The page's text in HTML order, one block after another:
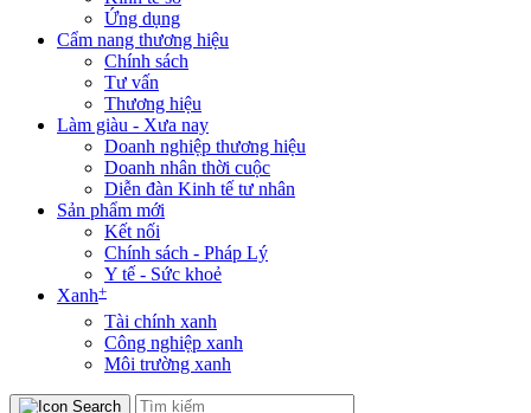
Ứng dụng
Cẩm nang thương hiệu
Chính sách
Tư vấn
Thương hiệu
Làm giàu - Xưa nay
Doanh nghiệp thương hiệu
Doanh nhân thời cuộc
Diễn đàn Kinh tế tư nhân
Sản phẩm mới
Kết nối
Chính sách - Pháp Lý
Y tế - Sức khoẻ
Xanh+
Tài chính xanh
Công nghiệp xanh
Môi trường xanh